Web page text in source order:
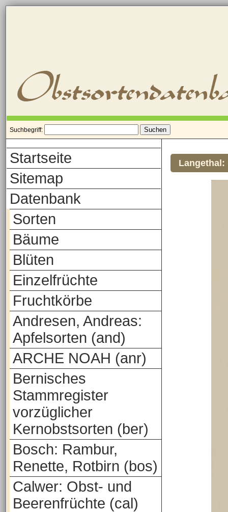
Suchbegriff:
Startseite
Sitemap
Datenbank
Sorten
Bäume
Blüten
Einzelfrüchte
Fruchtkörbe
Andresen, Andreas:
Apfelsorten (and)
ARCHE NOAH (anr)
Bernisches
Stammregister
vorzüglicher
Kernobstsorten (ber)
Bosch: Rambur,
Renette, Rotbirn (bos)
Calwer: Obst- und
Beerenfrüchte (cal)
Langethal: